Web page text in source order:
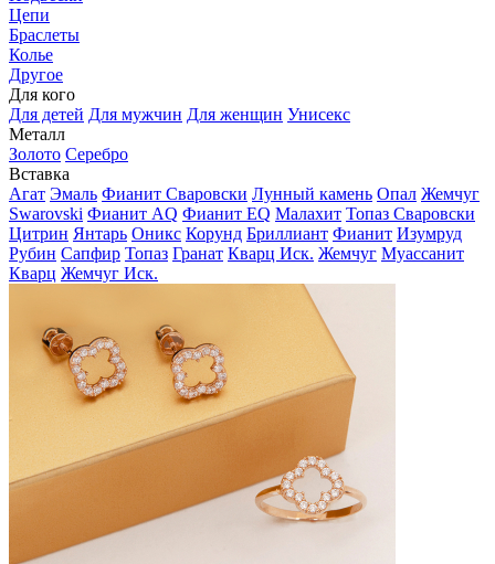
Цепи
Браслеты
Колье
Другое
Для кого
Для детей Для мужчин Для женщин Унисекс
Металл
Золото Серебро
Вставка
Агат Эмаль Фианит Сваровски Лунный камень Опал Жемчуг
Swarovski Фианит AQ Фианит EQ Малахит Топаз Сваровски
Цитрин Янтарь Оникс Корунд Бриллиант Фианит Изумруд
Рубин Сапфир Топаз Гранат Кварц Иск. Жемчуг Муассанит
Кварц Жемчуг Иск.